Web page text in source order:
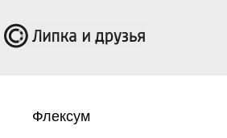
Флексум